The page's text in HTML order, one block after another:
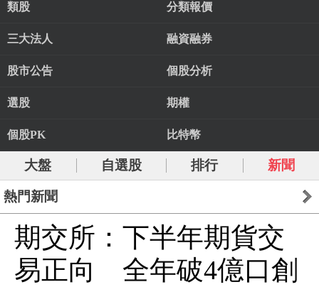
類股 分類報價
三大法人 融資融券
股市公告 個股分析
選股 期權
個股PK 比特幣
大盤 自選股 排行 新聞
熱門新聞
期交所：下半年期貨交
易正向 全年破4億口創